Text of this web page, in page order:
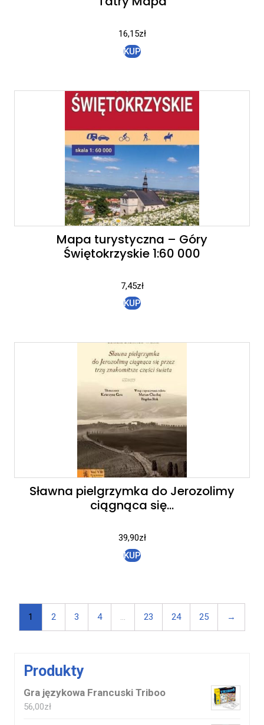
16,15zł
KUP
Mapa turystyczna – Góry
Świętokrzyskie 1:60 000
7,45zł
KUP
Sławna pielgrzymka do Jerozolimy
ciągnąca się…
39,90zł
KUP
1 2 3 4 … 23 24 25 →
Produkty
Gra językowa Francuski Triboo
56,00zł